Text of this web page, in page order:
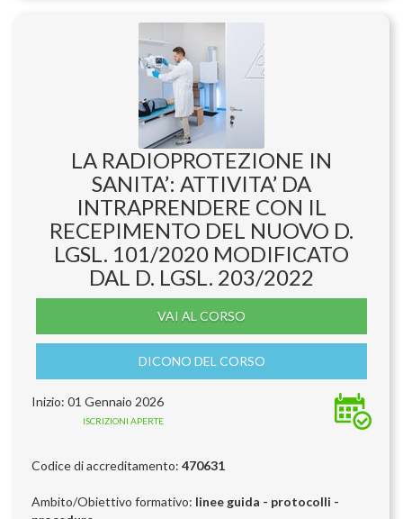
LA RADIOPROTEZIONE IN
SANITA’: ATTIVITA’ DA
INTRAPRENDERE CON IL
RECEPIMENTO DEL NUOVO D.
LGSL. 101/2020 MODIFICATO
DAL D. LGSL. 203/2022
VAI AL CORSO
DICONO DEL CORSO
Inizio: 01 Gennaio 2026
ISCRIZIONI APERTE
Codice di accreditamento: 470631
Ambito/Obiettivo formativo: linee guida - protocolli -